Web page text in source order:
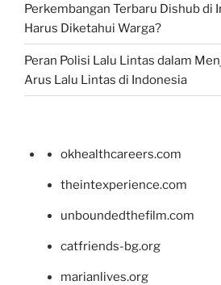
Perkembangan Terbaru Dishub di
Harus Diketahui Warga?
Peran Polisi Lalu Lintas dalam
Arus Lalu Lintas di Indonesia
okhealthcareers.com
theintexperience.com
unboundedthefilm.com
catfriends-bg.org
marianlives.org